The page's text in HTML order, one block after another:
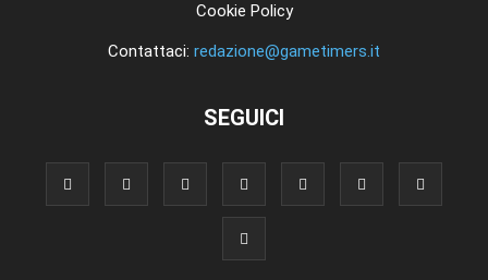
Cookie Policy
Contattaci: redazione@gametimers.it
SEGUICI